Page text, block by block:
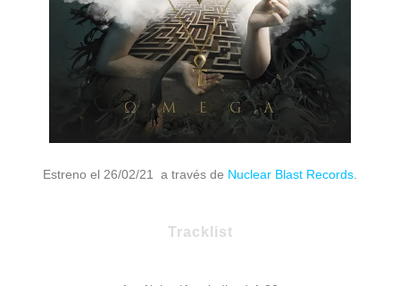
Estreno el 26/02/21 a través de Nuclear Blast Records.
Tracklist